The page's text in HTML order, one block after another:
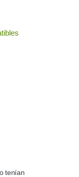
tenían